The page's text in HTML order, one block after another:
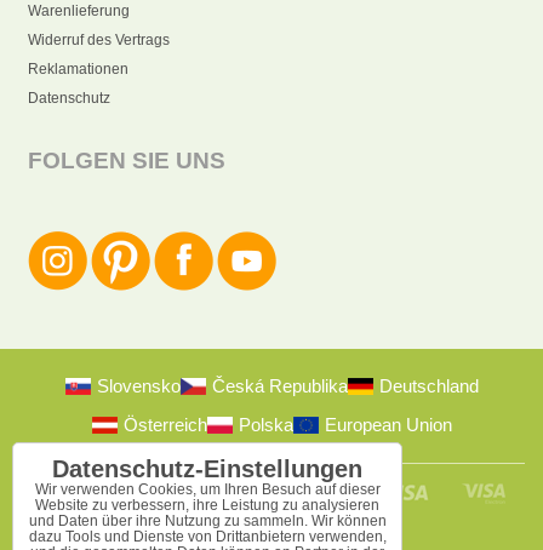
Warenlieferung
Widerruf des Vertrags
Reklamationen
Datenschutz
FOLGEN SIE UNS
Slovensko Česká Republika
Deutschland
Österreich
Polska European Union
Datenschutz-Einstellungen
Wir verwenden Cookies, um Ihren Besuch auf dieser
Website zu verbessern, ihre Leistung zu analysieren
und Daten über ihre Nutzung zu sammeln. Wir können
dazu Tools und Dienste von Drittanbietern verwenden,